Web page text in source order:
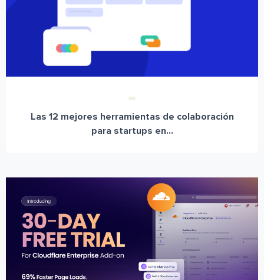
Las 12 mejores herramientas de colaboración
para startups en...